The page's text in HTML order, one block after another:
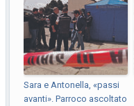
Sara e Antonella, «passi
avanti». Parroco ascoltato